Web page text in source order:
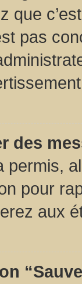
que
pas
des
permis,
pour
aux